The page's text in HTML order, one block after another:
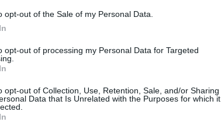
opt-out of the Sale of my Personal Data.
opt-out of processing my Personal Data for Targeted
opt-out of Collection, Use, Retention, Sale, and/or Sharing
Data that Is Unrelated with the Purposes for which it